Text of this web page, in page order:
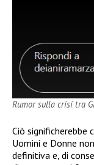
Rumor sulla crisi tra
Ciò
Uomini e Donne
definitiva e, di